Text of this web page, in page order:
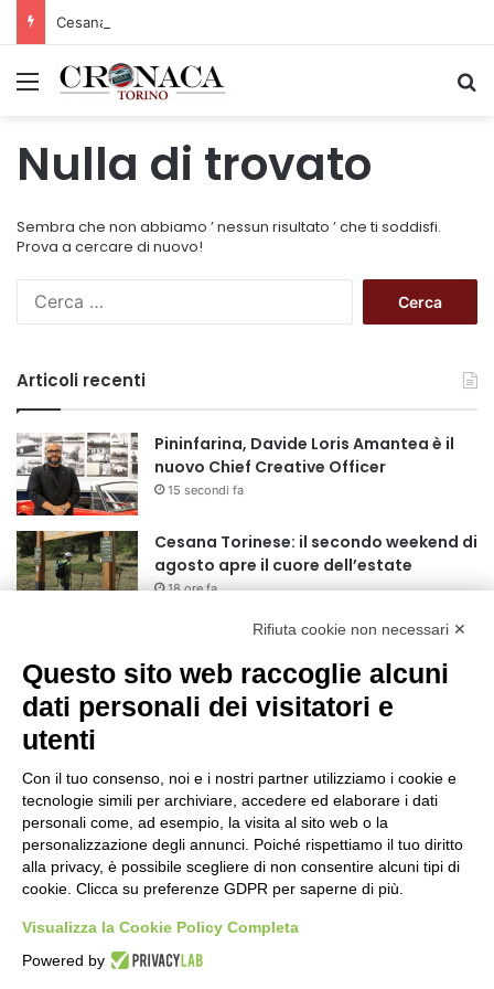
Menu
Nulla di trovato
Sembra che non abbiamo ’ nessun risultato ’ che ti soddisfi.
Prova a cercare di nuovo!
c
p
e
Articoli recenti
Pininfarina, Davide Loris Amantea è il
nuovo Chief Creative Officer
15 secondi fa
Cesana Torinese: il secondo weekend di
agosto apre il cuore dell’estate
18 ore fa
Siccità: Il Piemonte avvia le procedure
per la richiesta dello stato di calamità
naturale
19 ore fa
precampionato
22 ore fa
Nidi comunali: dalla Regione 1,5 milioni
di euro per ampliare gli orari dei servizi
a parità di tariffa
Eclissi di Sole del 12 agosto: potenziati i
collegamenti verso la collina
Rifiuta cookie non necessari ✕
Questo sito web raccoglie alcuni
dati personali dei visitatori e
utenti
Con il tuo consenso, noi e i nostri partner utilizziamo i cookie e
tecnologie simili per archiviare, accedere ed elaborare i dati
personali come, ad esempio, la visita al sito web o la
personalizzazione degli annunci. Poiché rispettiamo il tuo diritto
alla privacy, è possibile scegliere di non consentire alcuni tipi di
cookie. Clicca su preferenze GDPR per saperne di più.
Visualizza la Cookie Policy Completa
Powered by